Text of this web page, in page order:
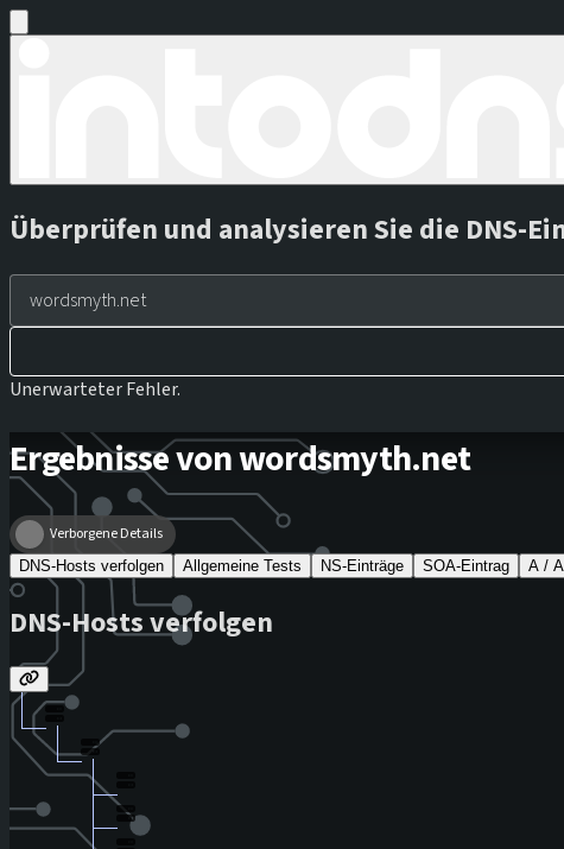
Überprüfen und analysieren Sie die DNS-
Unerwarteter Fehler.
Ergebnisse von wordsmyth.net
Verborgene Details
DNS-Hosts verfolgen Allgemeine Tests NS-Einträge SOA-Eintrag A /
DNS-Hosts verfolgen